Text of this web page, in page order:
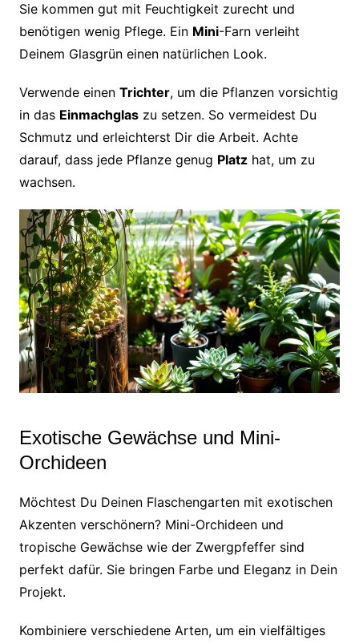
Sie kommen gut mit Feuchtigkeit zurecht und
benötigen wenig Pflege. Ein Mini-Farn verleiht
Deinem Glasgrün einen natürlichen Look.
Verwende einen Trichter, um die Pflanzen vorsichtig
in das Einmachglaszu setzen. So vermeidest Du
Schmutz und erleichterst Dir die Arbeit. Achte
darauf, dass jede Pflanze genug Platzhat, um zu
wachsen.
Exotische Gewächse und Mini-
Orchideen
Möchtest Du Deinen Flaschengarten mit exotischen
Akzenten verschönern? Mini-Orchideen und
tropische Gewächse wie der Zwergpfeffer sind
perfekt dafür. Sie bringen Farbe und Eleganz in Dein
Projekt.
Kombiniere verschiedene Arten, um ein vielfältiges